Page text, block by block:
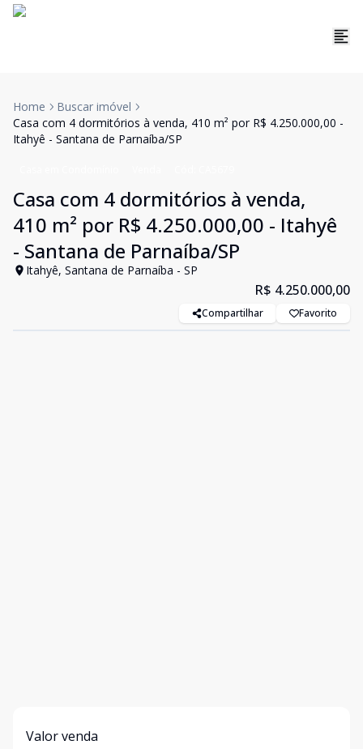
Home
Buscar imóvel
Casa com 4 dormitórios à venda, 410 m² por R$ 4.250.000,00 -
Itahyê - Santana de Parnaíba/SP
Casa com 4 dormitórios à venda,
410 m² por R$ 4.250.000,00 - Itahyê
- Santana de Parnaíba/SP
Itahyê, Santana de Parnaíba - SP
R$ 4.250.000,00
Compartilhar Favorito
Valor venda